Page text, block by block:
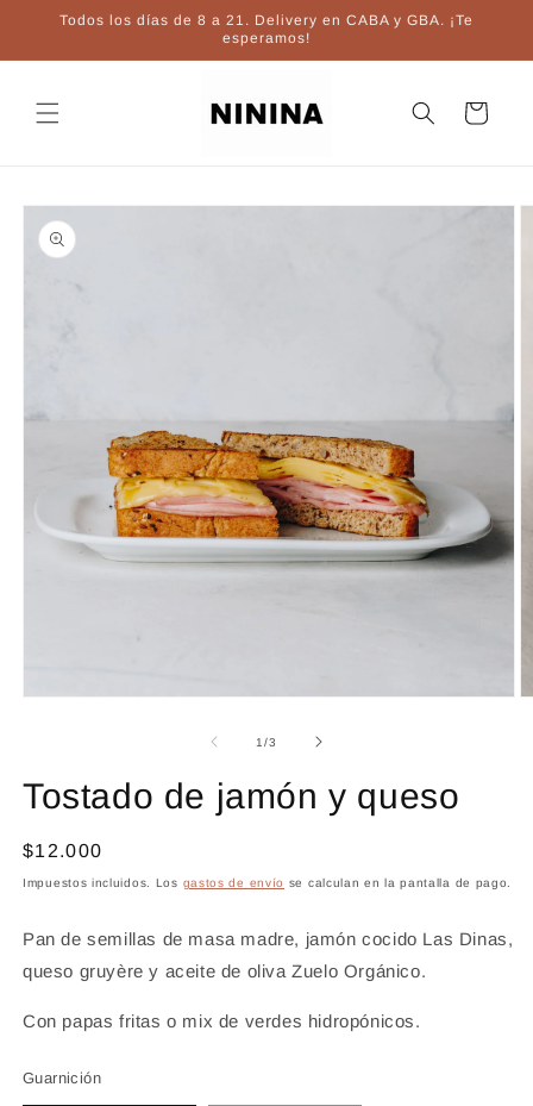
directamente
Todos los días de 8 a 21. Delivery en CABA y GBA. ¡Te
esperamos!
Carrito
directamente
a la
información
una
ventana
1/de
3
Tostado de jamón y queso
Precio
habitual
$12.000
Impuestos incluidos. Los gastos de envío se calculan en la pantalla de pago.
Pan de semillas de masa madre, jamón cocido Las Dinas,
queso gruyère y aceite de oliva Zuelo Orgánico.
Con papas fritas o mix de verdes hidropónicos.
Guarnición